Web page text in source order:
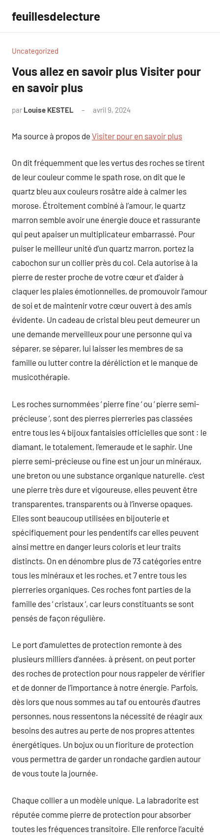
contenu
feuillesdelecture
Uncategorized
Vous allez en savoir plus Visiter pour
en savoir plus
par Louise KESTEL avril 9, 2024
Ma source à propos de Visiter pour en savoir plus
On dit fréquemment que les vertus des roches se tirent
de leur couleur comme le spath rose, on dit que le
quartz bleu aux couleurs rosâtre aide à calmer les
morose. Étroitement combiné à l’amour, le quartz
marron semble avoir une énergie douce et rassurante
qui peut apaiser un multiplicateur embarrassé. Pour
puiser le meilleur unité d’un quartz marron, portez la
cabochon sur un collier près du col. Cela autorise à la
pierre de rester proche de votre cœur et d’aider à
claquer les plaies émotionnelles, de promouvoir l’amour
de soi et de maintenir votre cœur ouvert à des amis
évidente. Un cadeau de cristal bleu peut demeurer un
une demande merveilleux pour une personne qui va
séparer, se séparer, lui laisser les membres de sa
famille ou lutter contre la déréliction et le manque de
musicothérapie.
Les roches surnommées ‘ pierre fine ‘ ou ‘ pierre semi-
précieuse ‘, sont des pierres pierreries pas classées
entre tous les 4 bijoux fantaisies officielles que sont : le
diamant, le totalement, l’emeraude et le saphir. Une
pierre semi-précieuse ou fine est un jour un minéraux,
une breton ou une substance organique naturelle. c’est
une pierre très dure et vigoureuse, elles peuvent être
transparentes, transparents ou à l’inverse opaques.
Elles sont beaucoup utilisées en bijouterie et
spécifiquement pour les pendentifs car elles peuvent
ainsi mettre en danger leurs coloris et leur traits
distincts. On en dénombre plus de 73 catégories entre
tous les minéraux et les roches, et 7 entre tous les
pierreries organiques. Ces roches font parties de la
famille des ‘ cristaux ‘, car leurs constituants se sont
pensés de façon régulière.
Le port d’amulettes de protection remonte à des
plusieurs milliers d’années. à présent, on peut porter
des roches de protection pour nous rappeler de vérifier
et de donner de l’importance à notre énergie. Parfois,
dès lors que nous sommes au taf ou entourés d’autres
personnes, nous ressentons la nécessité de réagir aux
besoins des autres au perte de nos propres attentes
énergétiques. Un bojux ou un fioriture de protection
vous permettra de garder un rondache gardien autour
de vous toute la journée.
Chaque collier a un modèle unique. La labradorite est
réputée comme pierre de protection pour absorber
toutes les fréquences transitoire. Elle renforce l’acuité